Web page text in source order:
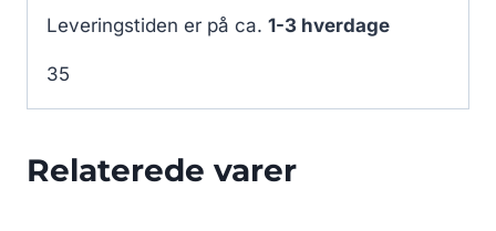
Leveringstiden er på ca. 1-3 hverdage
35
Relaterede varer